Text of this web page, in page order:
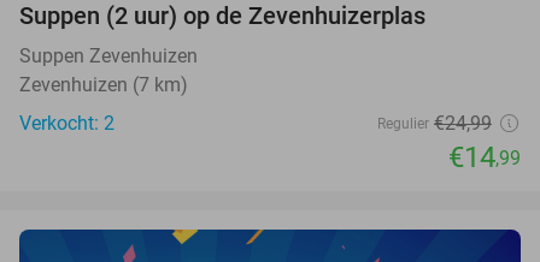
NEW
TODAY
Suppen (2 uur) op de Zevenhuizerplas
Suppen Zevenhuizen
Zevenhuizen (7 km)
Verkocht: 2
Regulier €24,99
€14,99